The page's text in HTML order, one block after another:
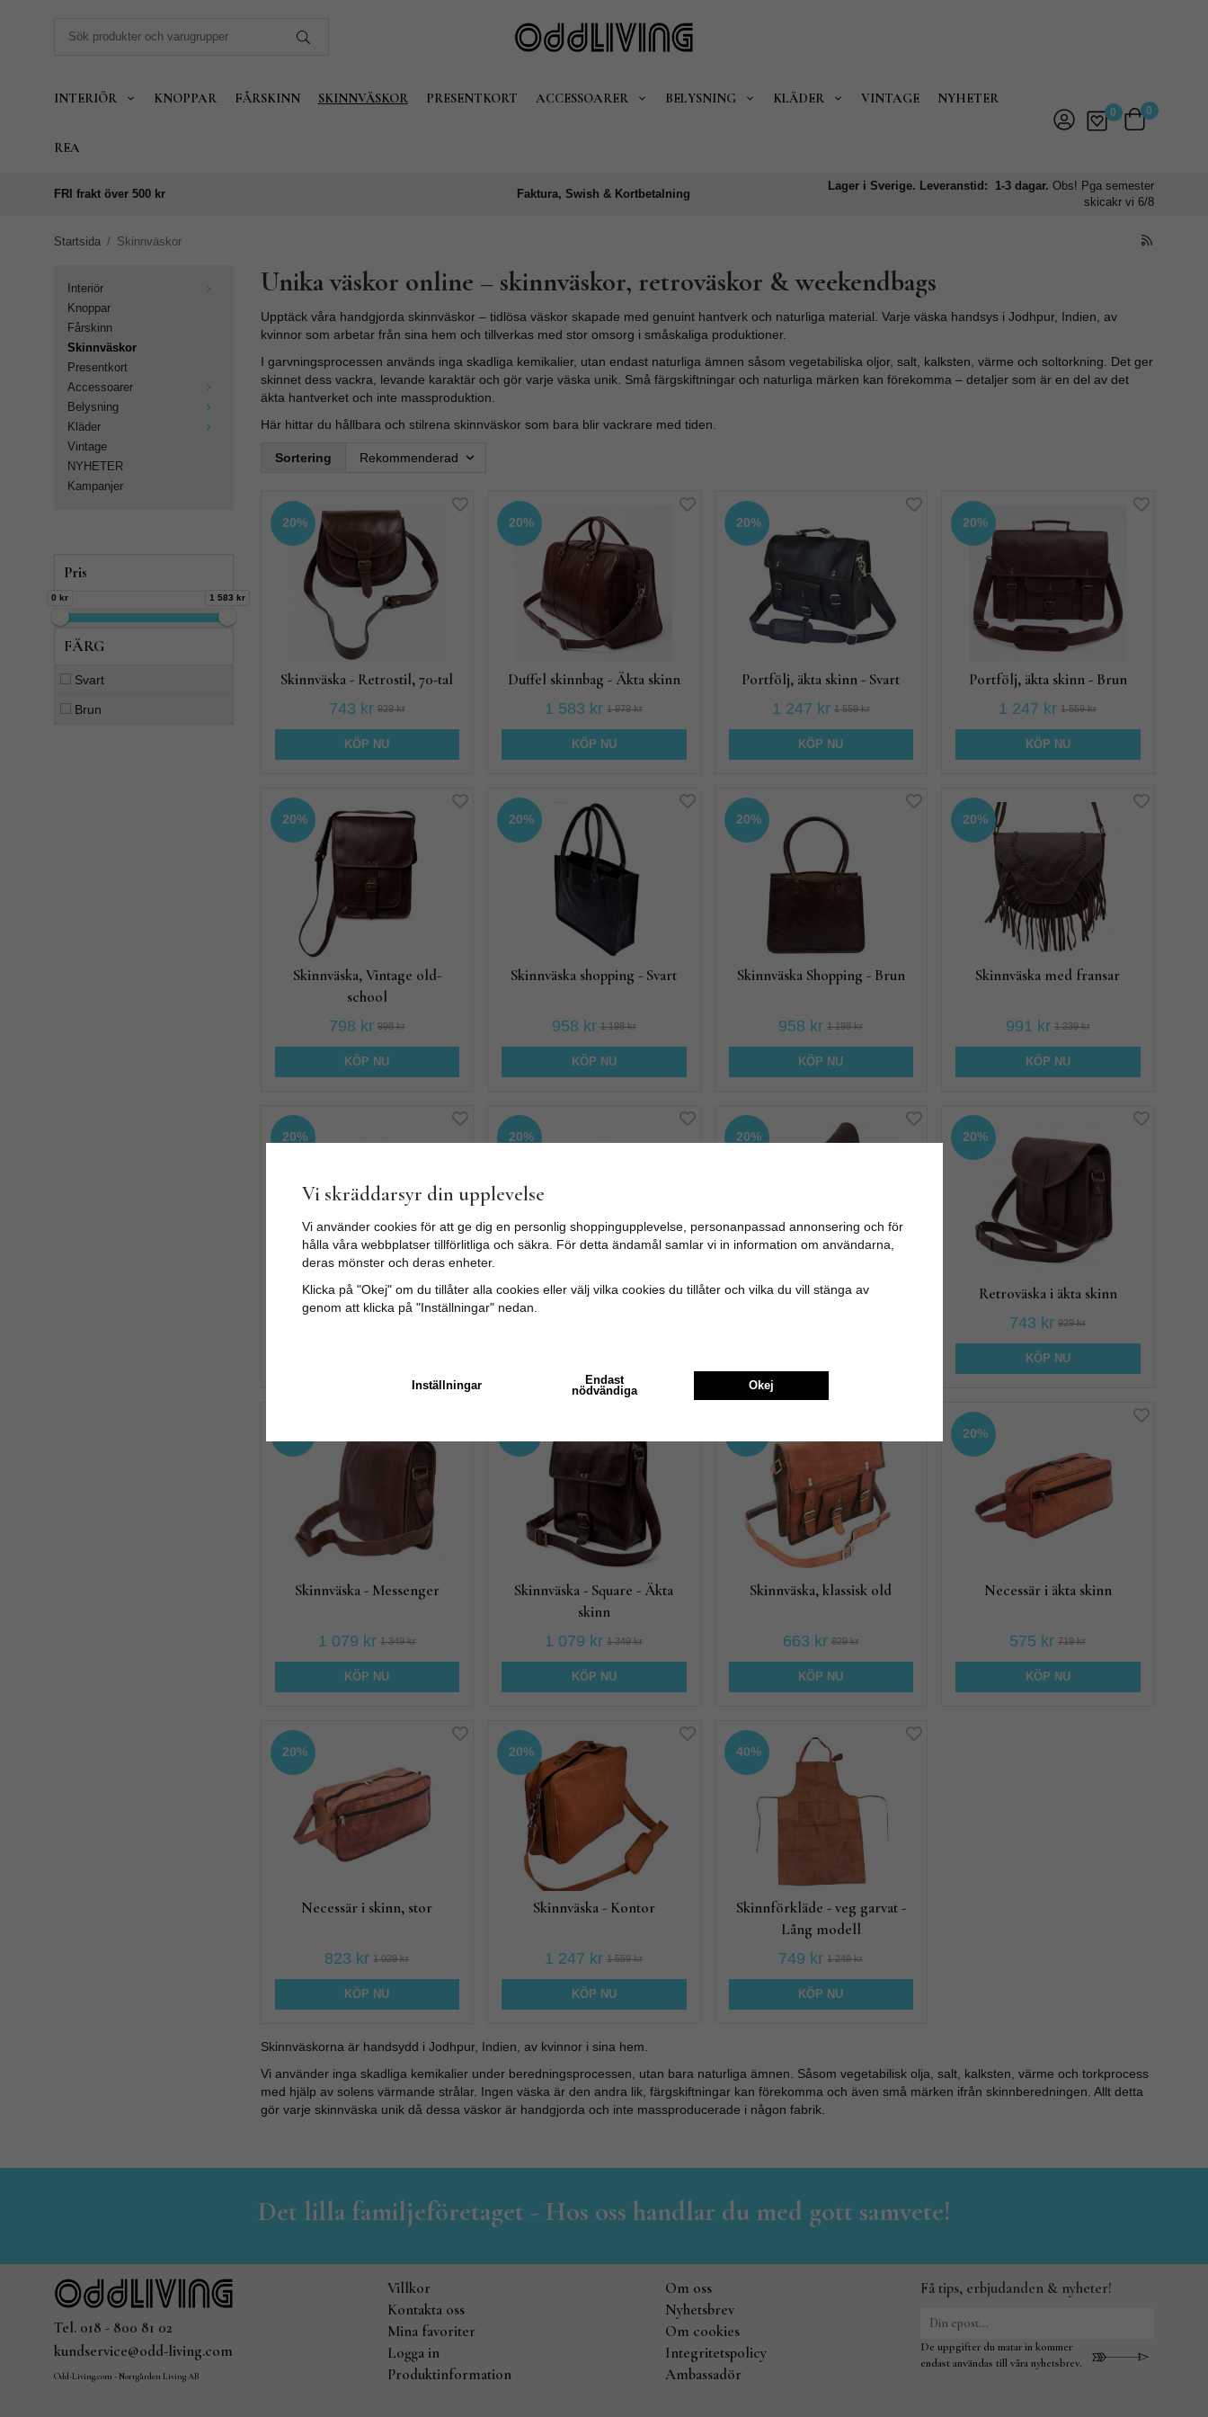
INTERIÖR KNOPPAR FÅRSKINN SKINNVÄSKOR PRESENTKORT ACCESSOARER BELYSNING KLÄDER VINTAGE NYHETER
REA
0 0
FRI frakt över 500 kr Faktura, Swish & Kortbetalning
Lager i Sverige. Leveranstid: 1-3 dagar.Obs! Pga semester
skicakr vi 6/8
Startsida / Skinnväskor
Interiör
Knoppar
Fårskinn
Skinnväskor
Presentkort
Accessoarer
Belysning
Kläder
Vintage
NYHETER
Kampanjer
Pris
0 kr 1 583 kr
FÄRG
Svart
Brun
Unika väskor online – skinnväskor, retroväskor & weekendbags
Upptäck våra handgjorda skinnväskor – tidlösa väskor skapade med genuint hantverk och naturliga material. Varje väska handsys i Jodhpur, Indien, av
kvinnor som arbetar från sina hem och tillverkas med stor omsorg i småskaliga produktioner.
I garvningsprocessen används inga skadliga kemikalier, utan endast naturliga ämnen såsom vegetabiliska oljor, salt, kalksten, värme och soltorkning. Det ger
skinnet dess vackra, levande karaktär och gör varje väska unik. Små färgskiftningar och naturliga märken kan förekomma – detaljer som är en del av det
äkta hantverket och inte massproduktion.
Här hittar du hållbara och stilrena skinnväskor som bara blir vackrare med tiden.
Sortering
20%
Skinnväska - Retrostil, 70-tal
743 kr 929 kr
KÖP NU
20%
Duffel skinnbag - Äkta skinn
1 583 kr 1 979 kr
KÖP NU
20%
Portfölj, äkta skinn - Svart
1 247 kr 1 559 kr
KÖP NU
20%
Portfölj, äkta skinn - Brun
1 247 kr 1 559 kr
KÖP NU
20%
Skinnväska, Vintage old-
school
798 kr 998 kr
KÖP NU
20%
Skinnväska shopping - Svart
958 kr 1 198 kr
KÖP NU
20%
Skinnväska Shopping - Brun
958 kr 1 198 kr
KÖP NU
20%
Skinnväska med fransar
991 kr 1 239 kr
KÖP NU
20%
Bag i Getskinn
20%
Laptopväska i äkta skinn
20%
Skinnväska, klassisk axelrem
20%
Retroväska i äkta skinn
743 kr 929 kr
KÖP NU
Skinnväska - Messenger
1 079 kr 1 349 kr
KÖP NU
Skinnväska - Square - Äkta
skinn
1 079 kr 1 349 kr
KÖP NU
Skinnväska, klassisk old
663 kr 829 kr
KÖP NU
20%
Necessär i äkta skinn
575 kr 719 kr
KÖP NU
20%
Necessär i skinn, stor
823 kr 1 029 kr
KÖP NU
20%
Skinnväska - Kontor
1 247 kr 1 559 kr
KÖP NU
40%
Skinnförkläde - veg garvat -
Lång modell
749 kr 1 249 kr
KÖP NU
Skinnväskorna är handsydd i Jodhpur, Indien, av kvinnor i sina hem.
Vi använder inga skadliga kemikalier under beredningsprocessen, utan bara naturliga ämnen. Såsom vegetabilisk olja, salt, kalksten, värme och torkprocess
med hjälp av solens värmande strålar. Ingen väska är den andra lik, färgskiftningar kan förekomma och även små märken ifrån skinnberedningen. Allt detta
gör varje skinnväska unik då dessa väskor är handgjorda och inte massproducerade i någon fabrik.
Det lilla familjeföretaget - Hos oss handlar du med gott samvete!
Tel. 018 - 800 81 02
kundservice@odd-living.com
Odd-Living.com - Norrgården Living AB
Villkor
Kontakta oss
Mina favoriter
Logga in
Produktinformation
Om oss
Nyhetsbrev
Om cookies
Integritetspolicy
Ambassadör
Få tips, erbjudanden & nyheter!
De uppgifter du matar in kommer
endast användas till våra nyhetsbrev.
Vi skräddarsyr din upplevelse
Vi använder cookies för att ge dig en personlig shoppingupplevelse, personanpassad annonsering och för
hålla våra webbplatser tillförlitliga och säkra. För detta ändamål samlar vi in information om användarna,
deras mönster och deras enheter.
Klicka på "Okej" om du tillåter alla cookies eller välj vilka cookies du tillåter och vilka du vill stänga av
genom att klicka på "Inställningar" nedan.
Inställningar
Endast
nödvändiga
Okej